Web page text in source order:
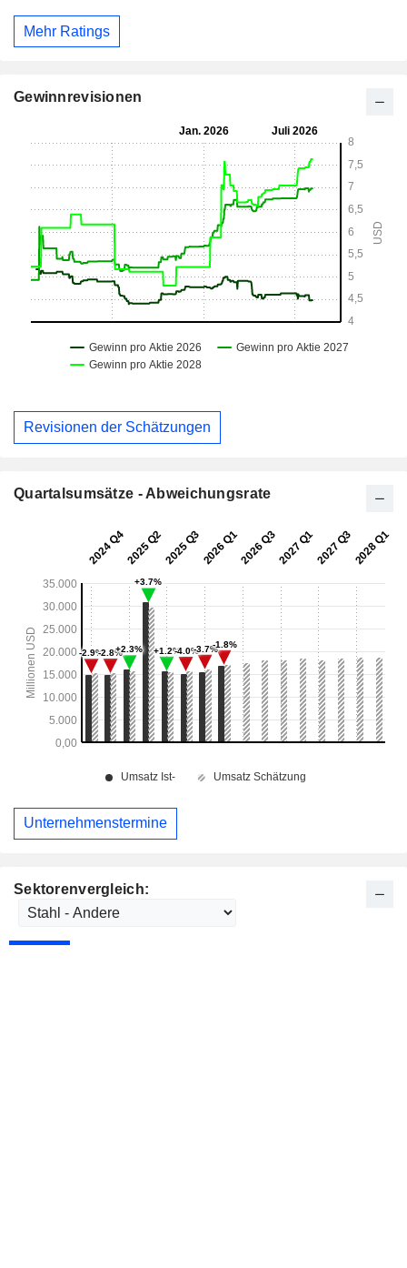
Sektorenvergleich:
Mehr Ratings
Gewinnrevisionen
Revisionen der Schätzungen
Quartalsumsätze - Abweichungsrate
Unternehmenstermine